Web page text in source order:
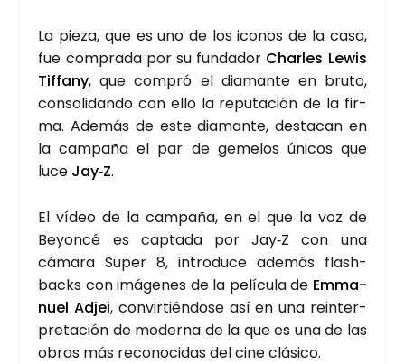
La pie­za, que es uno de los ico­nos de la casa,
fue com­pra­da por su fun­da­dor Char­les Lewis
Tif­fany, que com­pró el dia­man­te en bru­to,
con­so­li­dan­do con ello la repu­tación de la fir­
ma. Ade­más de este dia­man­te, des­ta­can en
la cam­pa­ña el par de geme­los úni­cos que
luce Jay‑Z.
El vídeo de la cam­pa­ña, en el que la voz de
Beyon­cé es cap­ta­da por Jay‑Z con una
cáma­ra Super 8, intro­du­ce ade­más flash­
backs con imá­ge­nes de la pelí­cu­la de Emma­
nuel Adjei, con­vir­tién­do­se así en una rein­ter­
pre­ta­ción de moder­na de la que es una de las
obras más reco­no­ci­das del cine clá­si­co.